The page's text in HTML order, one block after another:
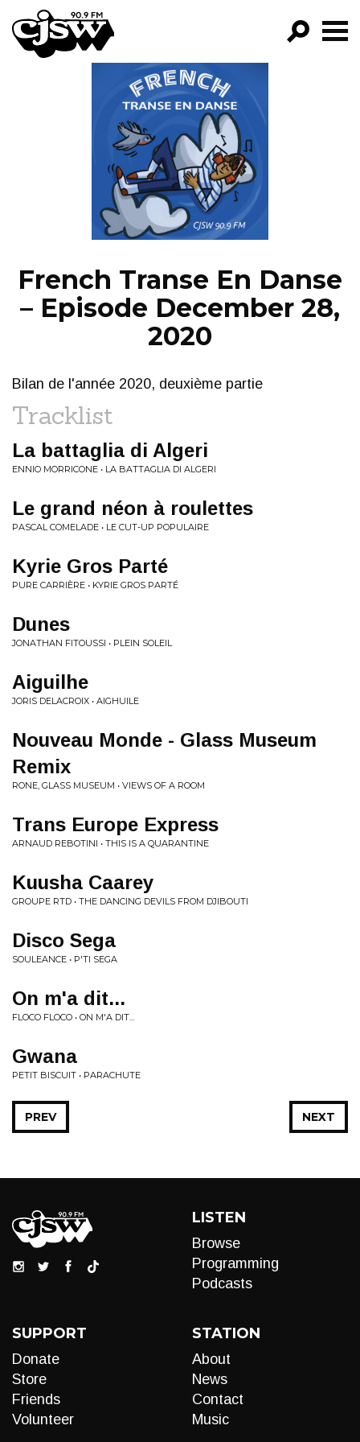
CJSW
PROGRAMS
EPISODES
NEWS
French Transe En Danse
– Episode December 28,
2020
Bilan de l'année 2020, deuxième partie
Tracklist
La battaglia di Algeri
ENNIO MORRICONE • LA BATTAGLIA DI ALGERI
Le grand néon à roulettes
PASCAL COMELADE • LE CUT-UP POPULAIRE
Kyrie Gros Parté
PURE CARRIÈRE • KYRIE GROS PARTÉ
Dunes
JONATHAN FITOUSSI • PLEIN SOLEIL
Aiguilhe
JORIS DELACROIX • AIGHUILE
Nouveau Monde - Glass Museum
Remix
RONE, GLASS MUSEUM • VIEWS OF A ROOM
Trans Europe Express
ARNAUD REBOTINI • THIS IS A QUARANTINE
Kuusha Caarey
GROUPE RTD • THE DANCING DEVILS FROM DJIBOUTI
Disco Sega
SOULEANCE • P'TI SEGA
On m'a dit...
FLOCO FLOCO • ON M'A DIT...
Gwana
PETIT BISCUIT • PARACHUTE
NEXT
PREV
LISTEN
Browse
Programming
Podcasts
SUPPORT
Donate
Store
Friends
Volunteer
STATION
About
News
Contact
Music